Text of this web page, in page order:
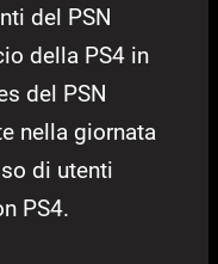
del PSN
della PS4 in
del PSN
nella giornata
di utenti
PS4.